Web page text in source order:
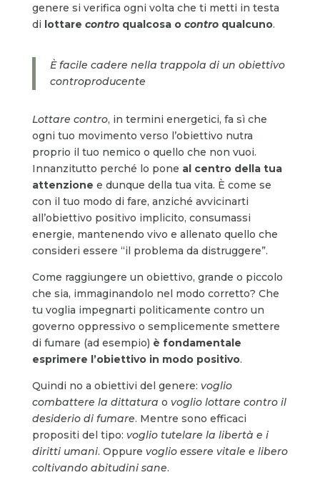
genere si verifica ogni volta che ti metti in testa
di lottare controqualcosa o controqualcuno.
È facile cadere nella trappola di un obiettivo
controproducente
Lottare contro, in termini energetici, fa sì che
ogni tuo movimento verso l’obiettivo nutra
proprio il tuo nemico o quello che non vuoi.
Innanzitutto perché lo pone al centro della tua
attenzione e dunque della tua vita. È come se
con il tuo modo di fare, anziché avvicinarti
all’obiettivo positivo implicito, consumassi
energie, mantenendo vivo e allenato quello che
consideri essere “il problema da distruggere”.
Come raggiungere un obiettivo, grande o piccolo
che sia, immaginandolo nel modo corretto? Che
tu voglia impegnarti politicamente contro un
governo oppressivo o semplicemente smettere
di fumare (ad esempio) è fondamentale
esprimere l’obiettivo in modo positivo.
Quindi no a obiettivi del genere: voglio
combattere la dittatura o voglio lottare contro il
desiderio di fumare. Mentre sono efficaci
propositi del tipo: voglio tutelare la libertà e i
diritti umani. Oppure voglio essere vitale e libero
coltivando abitudini sane.